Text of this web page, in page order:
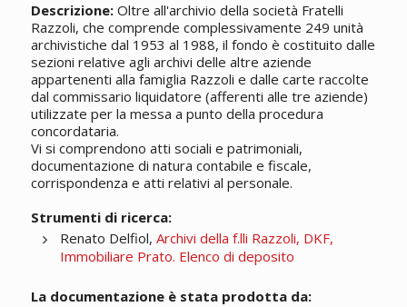
Descrizione:Oltre all'archivio della società Fratelli
Razzoli, che comprende complessivamente 249 unità
archivistiche dal 1953 al 1988, il fondo è costituito dalle
sezioni relative agli archivi delle altre aziende
appartenenti alla famiglia Razzoli e dalle carte raccolte
dal commissario liquidatore (afferenti alle tre aziende)
utilizzate per la messa a punto della procedura
concordataria.
Vi si comprendono atti sociali e patrimoniali,
documentazione di natura contabile e fiscale,
corrispondenza e atti relativi al personale.
Strumenti di ricerca:
Renato Delfiol, Archivi della f.lli Razzoli, DKF,
Immobiliare Prato. Elenco di deposito
La documentazione è stata prodotta da: